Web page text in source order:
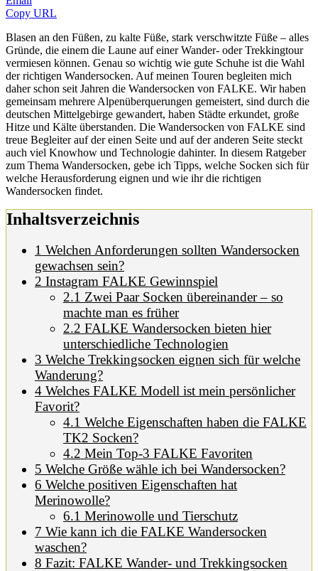
Copy URL
Blasen an den Füßen, zu kalte Füße, stark verschwitzte Füße – alles
Gründe, die einem die Laune auf einer Wander- oder Trekkingtour
vermiesen können. Genau so wichtig wie gute Schuhe ist die Wahl
der richtigen Wandersocken. Auf meinen Touren begleiten mich
daher schon seit Jahren die Wandersocken von FALKE. Wir haben
gemeinsam mehrere Alpenüberquerungen gemeistert, sind durch die
deutschen Mittelgebirge gewandert, haben Städte erkundet, große
Hitze und Kälte überstanden. Die Wandersocken von FALKE sind
treue Begleiter auf der einen Seite und auf der anderen Seite steckt
auch viel Knowhow und Technologie dahinter. In diesem Ratgeber
zum Thema Wandersocken, gebe ich Tipps, welche Socken sich für
welche Herausforderung eignen und wie ihr die richtigen
Wandersocken findet.
Inhaltsverzeichnis
1 Welchen Anforderungen sollten Wandersocken
gewachsen sein?
2 Instagram FALKE Gewinnspiel
2.1 Zwei Paar Socken übereinander – so
machte man es früher
2.2 FALKE Wandersocken bieten hier
unterschiedliche Technologien
3 Welche Trekkingsocken eignen sich für welche
Wanderung?
4 Welches FALKE Modell ist mein persönlicher
Favorit?
4.1 Welche Eigenschaften haben die FALKE
TK2 Socken?
4.2 Mein Top-3 FALKE Favoriten
5 Welche Größe wähle ich bei Wandersocken?
6 Welche positiven Eigenschaften hat
Merinowolle?
6.1 Merinowolle und Tierschutz
7 Wie kann ich die FALKE Wandersocken
waschen?
8 Fazit: FALKE Wander- und Trekkingsocken